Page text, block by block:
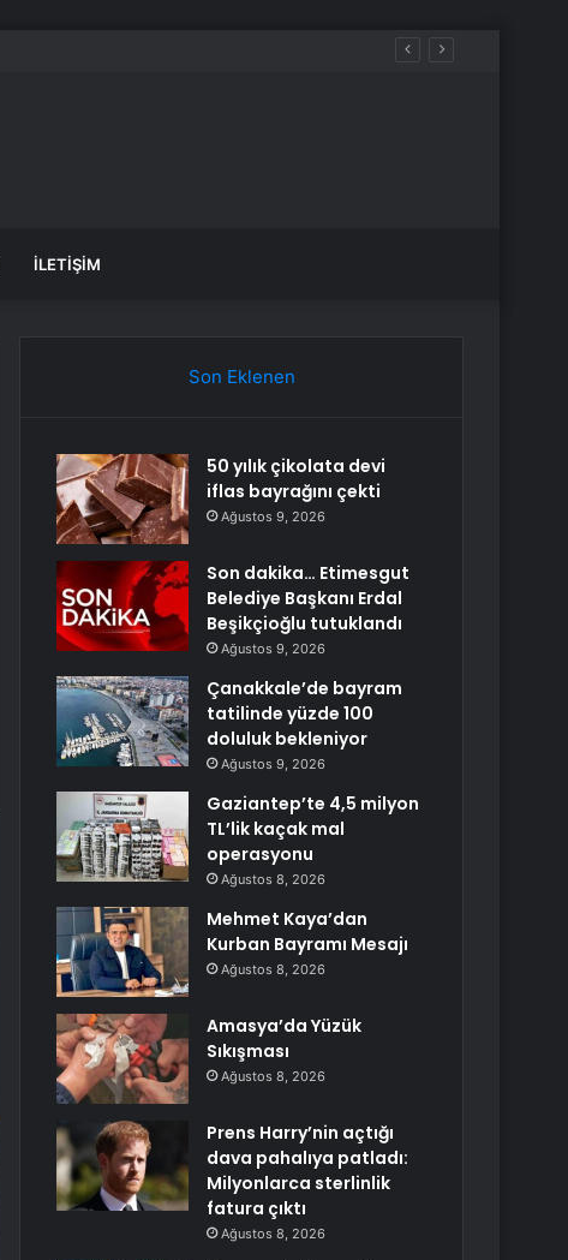
İLETIŞIM
Son Eklenen
50 yılık çikolata devi
iflas bayrağını çekti
Ağustos 9, 2026
Son dakika… Etimesgut
Belediye Başkanı Erdal
Beşikçioğlu tutuklandı
Ağustos 9, 2026
Çanakkale’de bayram
tatilinde yüzde 100
doluluk bekleniyor
Ağustos 9, 2026
Gaziantep’te 4,5 milyon
TL’lik kaçak mal
operasyonu
Ağustos 8, 2026
Mehmet Kaya’dan
Kurban Bayramı Mesajı
Ağustos 8, 2026
Amasya’da Yüzük
Sıkışması
Ağustos 8, 2026
Prens Harry’nin açtığı
dava pahalıya patladı:
Milyonlarca sterlinlik
fatura çıktı
Ağustos 8, 2026